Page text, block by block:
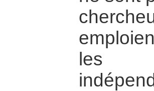
les